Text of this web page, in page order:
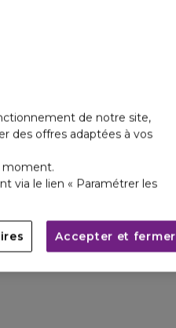
de notre site,
des offres adaptées à vos
moment.
via le lien « Paramétrer les
Accepter et fermer